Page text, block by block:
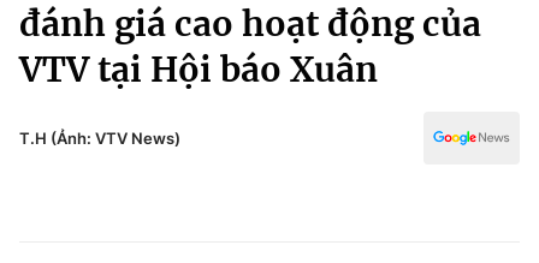
Chính trị
Xã hội
Pháp luật
Truyền hình
Văn hóa - Giải trí
Công nghệ
đánh giá cao hoạt động của
VTV tại Hội báo Xuân
T.H (Ảnh: VTV News)